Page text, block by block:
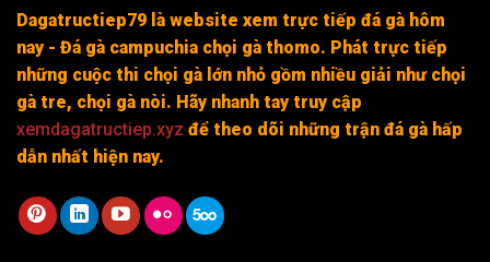
Dagatructiep79 là website xem trực tiếp đá gà hôm
nay - Đá gà campuchia chọi gà thomo. Phát trực tiếp
những cuộc thi chọi gà lớn nhỏ gồm nhiều giải như chọi
gà tre, chọi gà nòi. Hãy nhanh tay truy cập
xemdagatructiep.xyz để theo dõi những trận đá gà hấp
dẫn nhất hiện nay.